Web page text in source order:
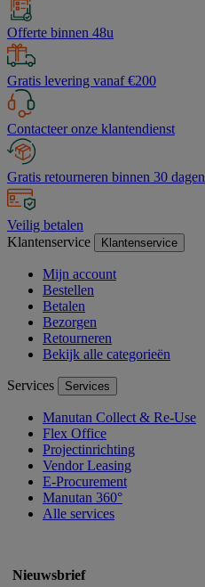
Offerte binnen 48u
Gratis levering vanaf €200
Contacteer onze klantendienst
Gratis retourneren binnen 30 dagen
Veilig betalen
Klantenservice
Klantenservice
Mijn account
Bestellen
Betalen
Bezorgen
Retourneren
Bekijk alle categorieën
Services Services
Manutan Collect & Re-Use
Flex Office
Projectinrichting
Vendor Leasing
E-Procurement
Manutan 360°
Alle services
Nieuwsbrief